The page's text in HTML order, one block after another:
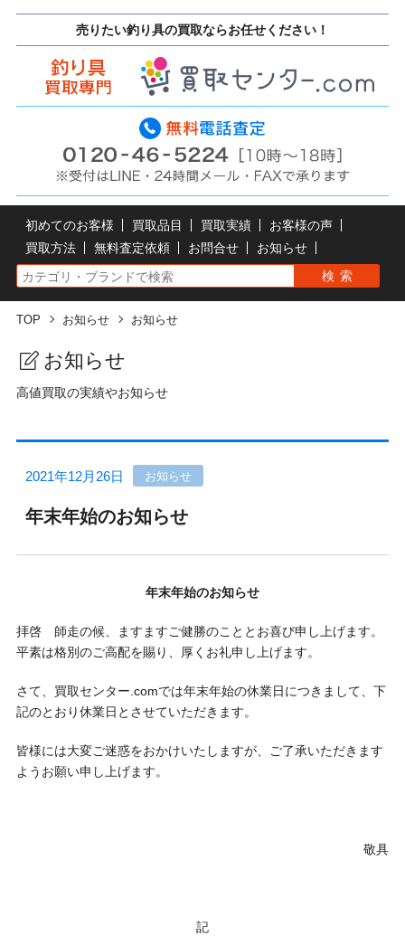
売りたい釣り具の買取ならお任せください！
初めてのお客様 買取品目 買取実績
お客様の声
買取方法
無料査定依頼 お問合せ お知らせ
TOP お知らせ お知らせ
お知らせ
高値買取の実績やお知らせ
年末年始のお知らせ
2021年12月26日 お知らせ
年末年始のお知らせ
拝啓 師走の候、ますますご健勝のこととお喜び申し上げます。
平素は格別のご高配を賜り、厚くお礼申し上げます。
さて、買取センター.comでは年末年始の休業日につきまして、下
記のとおり休業日とさせていただきます。
皆様には大変ご迷惑をおかけいたしますが、ご了承いただきます
ようお願い申し上げます。
敬具
記